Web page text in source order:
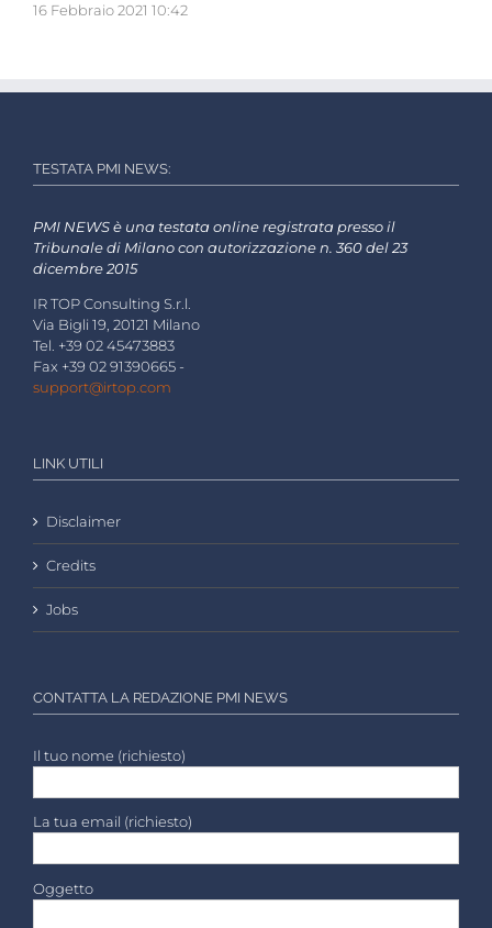
16 Febbraio 2021 10:42
TESTATA PMI NEWS:
PMI NEWS è una testata online registrata presso il
Tribunale di Milano con autorizzazione n. 360 del 23
dicembre 2015
IR TOP Consulting S.r.l.
Via Bigli 19, 20121 Milano
Tel. +39 02 45473883
Fax +39 02 91390665 -
support@irtop.com
LINK UTILI
Disclaimer
Credits
Jobs
CONTATTA LA REDAZIONE PMI NEWS
Il tuo nome (richiesto)
La tua email (richiesto)
Oggetto